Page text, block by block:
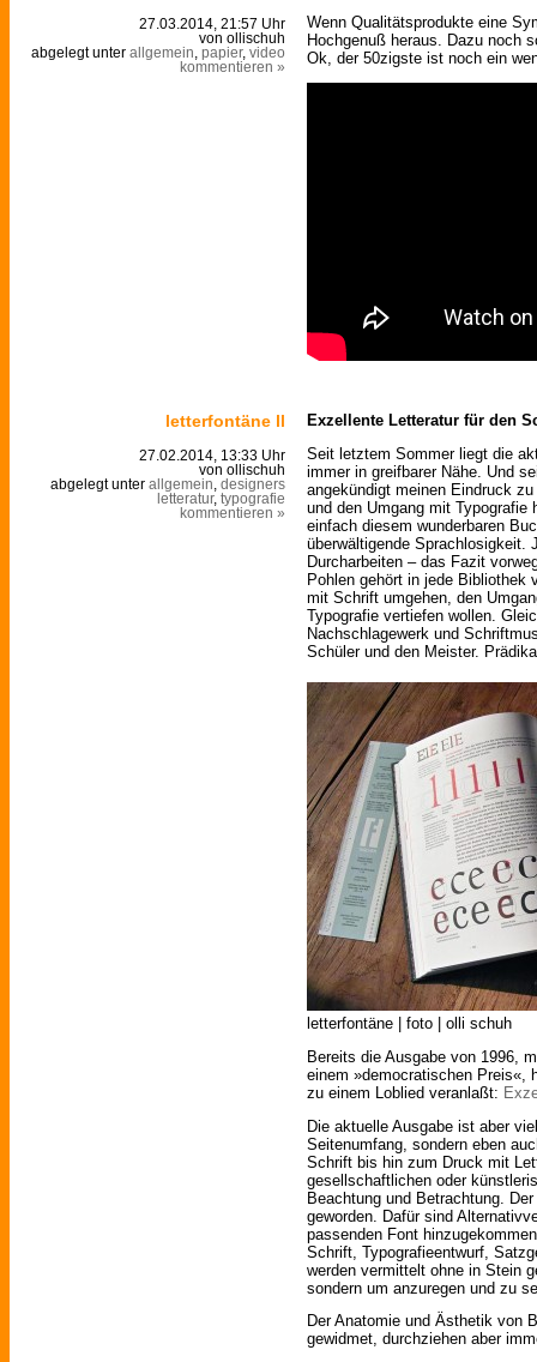
27.03.2014, 21:57 Uhr
von ollischuh
abgelegt unter allgemein papier, video
kommentieren »
Wenn Qualitätsprodukte eine
Hochgenuß heraus. Dazu noch
Ok, der 50zigste ist noch ein
letterfontäne ll
27.02.2014, 13:33 Uhr
von ollischuh
abgelegt unter allgemein designers
letteratur, typografie
kommentieren »
Exzellente Letteratur für den
Seit letztem Sommer liegt die
immer in greifbarer Nähe. Und
angekündigt meinen Eindruck
und den Umgang mit Typografie
einfach diesem wunderbaren
überwältigende Sprachlosigkeit.
Durcharbeiten – das Fazit
Pohlen gehört in jede Bibliothek
mit Schrift umgehen, den
Typografie vertiefen wollen.
Nachschlagewerk und
Schüler und den Meister.
letterfontäne | foto | olli schuh
Bereits die Ausgabe von 1996,
einem »democratischen Preis«,
zu einem Loblied veranlaßt:
Die aktuelle Ausgabe ist aber
Seitenumfang, sondern eben
Schrift bis hin zum Druck mit
gesellschaftlichen oder
Beachtung und Betrachtung.
geworden. Dafür sind
passenden Font
Schrift, Typografieentwurf,
werden vermittelt ohne in Stein
sondern um anzuregen und zu
Der Anatomie und Ästhetik von
gewidmet, durchziehen aber